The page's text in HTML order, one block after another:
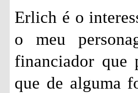
Erlich é o
o meu
financiador que
que de alguma